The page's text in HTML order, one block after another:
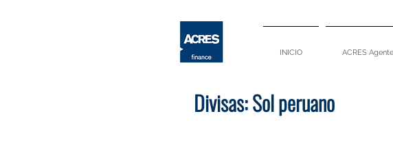
INICIO ACRES
Divisas: Sol peruano